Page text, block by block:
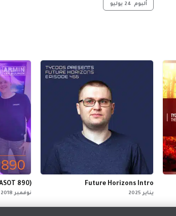
ألبوم 24 يوليو
Future Horizons Intro
يناير 2025
890)
نوفمبر 2018